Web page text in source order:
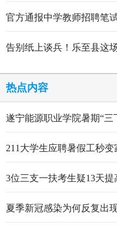
官方通报中学教师招聘笔
告别纸上谈兵！乐至县这
热点内容
遂宁能源职业学院暑期“
211大学生应聘暑假工秒变
3位三支一扶考生疑13天提
夏季新冠感染为何反复出